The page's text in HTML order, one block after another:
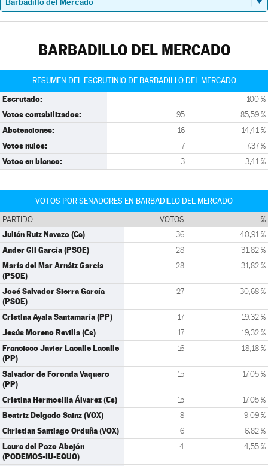
BARBADILLO DEL MERCADO
RESUMEN DEL ESCRUTINIO DE BARBADILLO DEL MERCADO
Escrutado: 100 %
Votos contabilizados: 95 85,59 %
Abstenciones: 16 14,41 %
Votos nulos: 7 7,37 %
Votos en blanco: 3 3,41 %
VOTOS POR SENADORES EN BARBADILLO DEL MERCADO
PARTIDO VOTOS %
Julián Ruiz Navazo (Cs) 36 40,91 %
Ander Gil García (PSOE) 28 31,82 %
María del Mar Arnáiz García
(PSOE)
28 31,82 %
José Salvador Sierra García
(PSOE)
27 30,68 %
Cristina Ayala Santamaría (PP) 17 19,32 %
Jesús Moreno Revilla (Cs) 17 19,32 %
Francisco Javier Lacalle Lacalle
(PP)
16 18,18 %
Salvador de Foronda Vaquero
(PP)
15 17,05 %
Cristina Hermosilla Álvarez (Cs) 15 17,05 %
Beatriz Delgado Sainz (VOX) 8 9,09 %
Christian Santiago Orduña (VOX) 6 6,82 %
Laura del Pozo Abejón
(PODEMOS-IU-EQUO)
4 4,55 %